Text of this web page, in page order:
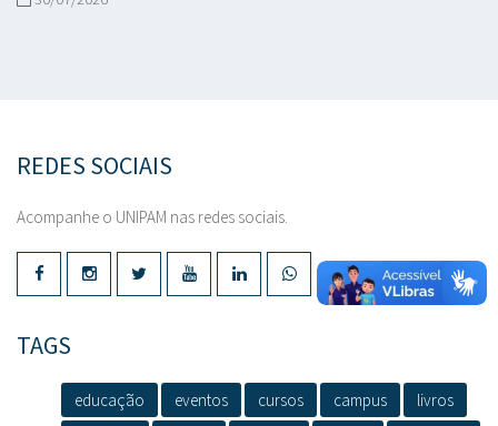
REDES SOCIAIS
Acompanhe o UNIPAM nas redes sociais.
TAGS
educação eventos cursos campus
livros